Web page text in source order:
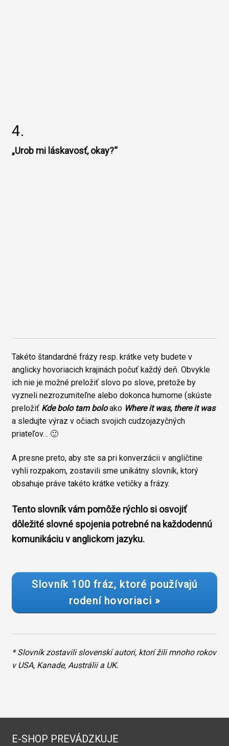
4.
„Urob mi láskavosť, okay?“
Takéto štandardné frázy resp. krátke vety budete v
anglicky hovoriacich krajinách počuť každý deň. Obvykle
ich nie je možné preložiť slovo po slove, pretože by
vyzneli nezrozumiteľne alebo dokonca humorne (skúste
preložiť Kde bolo tam boloako Where it was, there it was
a sledujte výraz v očiach svojich cudzojazyčných
priateľov… 🙂
A presne preto, aby ste sa pri konverzácii v angličtine
vyhli rozpakom, zostavili sme unikátny slovník, ktorý
obsahuje práve takéto krátke vetičky a frázy.
Tento slovník vám pomôže rýchlo si osvojiť
dôležité slovné spojenia potrebné na každodennú
komunikáciu v anglickom jazyku.
Slovník 100 fráz, ktoré používajú
rodení hovoriaci »
* Slovník zostavili slovenskí autori, ktorí žili mnoho rokov
v USA, Kanade, Austrálii a UK.
E-SHOP PREVÁDZKUJE